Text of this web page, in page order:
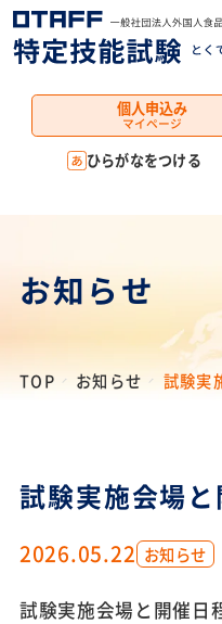
個人申込み
マイページ
ひらがなをつける
お知らせ
TOP お知らせ 試験実
試験実施会場
2026.05.22 お知らせ
試験実施会場と開催日